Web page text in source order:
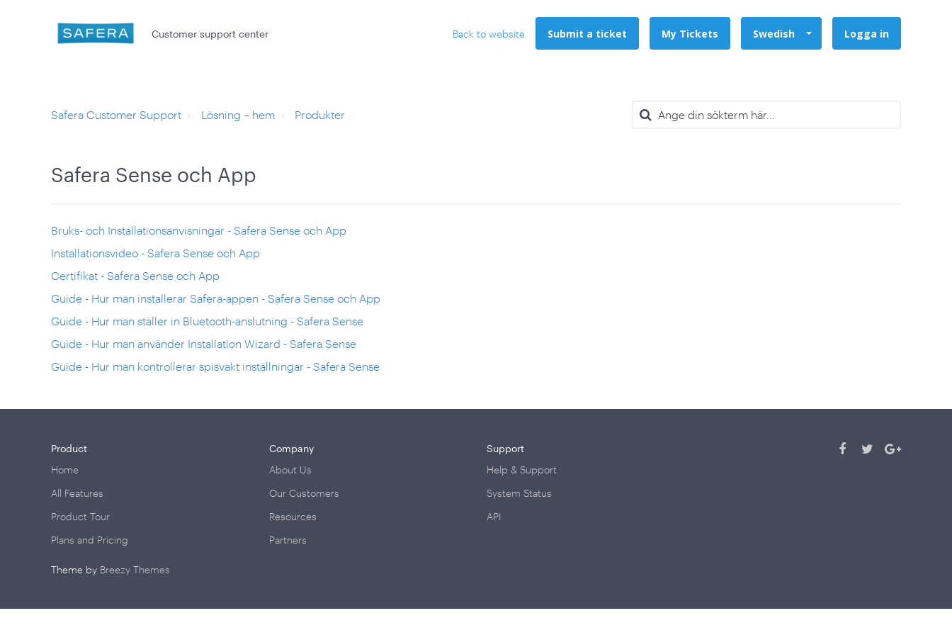
Customer support center Back to website Submit a ticket My Tickets Swedish Logga in
Safera Customer Support Lösning – hem Produkter
Safera Sense och App
Bruks- och Installationsanvisningar - Safera Sense och App
Installationsvideo - Safera Sense och App
Certifikat - Safera Sense och App
Guide - Hur man installerar Safera-appen - Safera Sense och App
Guide - Hur man ställer in Bluetooth-anslutning - Safera Sense
Guide - Hur man använder Installation Wizard - Safera Sense
Guide - Hur man kontrollerar spisvakt inställningar - Safera Sense
Product
Home
All Features
Product Tour
Plans and Pricing
Company
About Us
Our Customers
Resources
Partners
Support
Help & Support
System Status
API
Theme by Breezy Themes